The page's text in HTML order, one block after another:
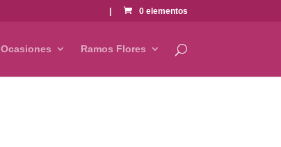
0 elementos
Ocasiones Ramos Flores